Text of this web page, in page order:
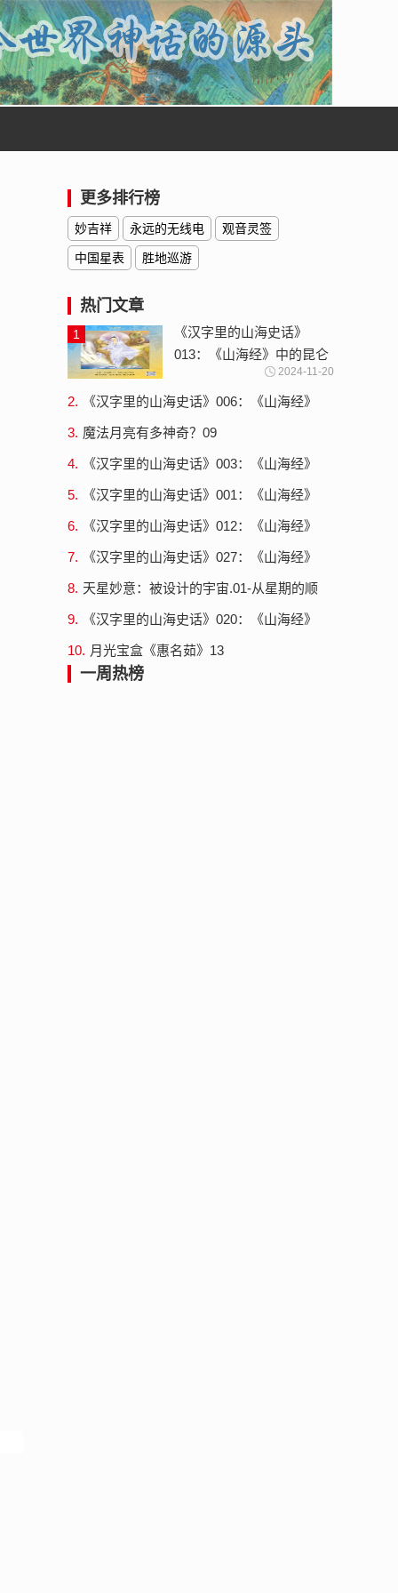
更多排行榜
妙吉祥 永远的无线电 观音灵签
中国星表 胜地巡游
热门文章
1
《汉字里的山海史话》
013：《山海经》中的昆仑
神-云梦大泽与沧海桑田
2024-11-20
2.
《汉字里的山海史话》006：《山海经》
3. 魔法月亮有多神奇？09
4.
《汉字里的山海史话》003：《山海经》
5.
《汉字里的山海史话》001：《山海经》
6.
《汉字里的山海史话》012：《山海经》
高姓
7.
《汉字里的山海史话》027：《山海经》
山十...
8. 天星妙意：被设计的宇宙.01-从星期的顺
9.
《汉字里的山海史话》020：《山海经》
10. 月光宝盒《惠名茹》13
一周热榜